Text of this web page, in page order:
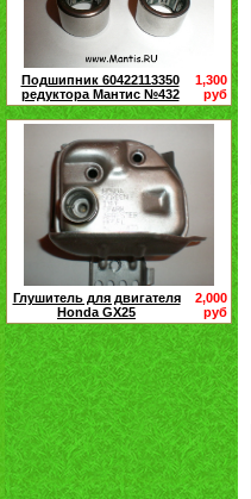
Подшипник 60422113350
редуктора Мантис №432
1,300
руб
Глушитель для двигателя
Honda GX25
2,000
руб